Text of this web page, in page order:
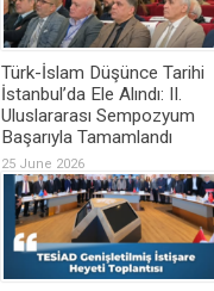
Türk-İslam Düşünce Tarihi
İstanbul’da Ele Alındı: II.
Uluslararası Sempozyum
Başarıyla Tamamlandı
25 June 2026